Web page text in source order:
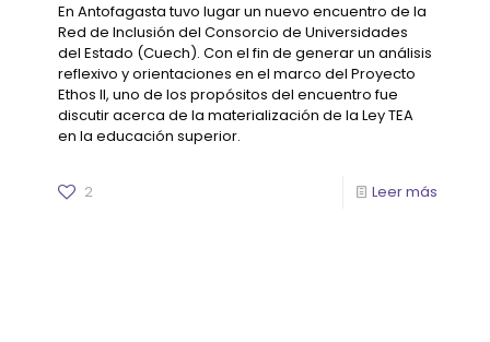
En Antofagasta tuvo lugar un nuevo encuentro de la
Red de Inclusión del Consorcio de Universidades
del Estado (Cuech). Con el fin de generar un análisis
reflexivo y orientaciones en el marco del Proyecto
Ethos II, uno de los propósitos del encuentro fue
discutir acerca de la materialización de la Ley TEA
en la educación superior.
2 Leer más